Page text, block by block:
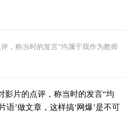
，称当时的发言“均属于我作为教师
影片的点评，称当时的发言“均
’做文章，这样搞‘网爆’是不可